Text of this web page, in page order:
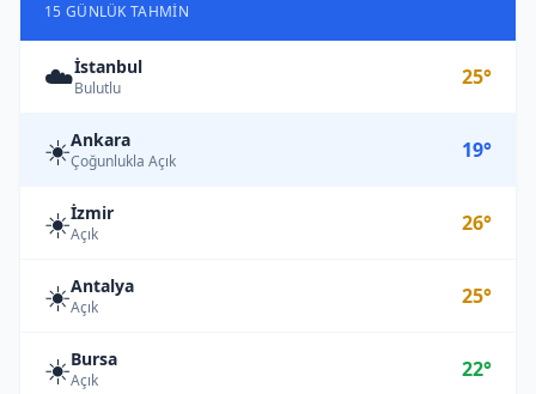
15 GÜNLÜK TAHMIN
☁️İstanbul
Bulutlu 25°
☀️Ankara
Çoğunlukla Açık 19°
☀️İzmir
Açık 26°
☀️Antalya
Açık 25°
☀️Bursa
Açık 22°